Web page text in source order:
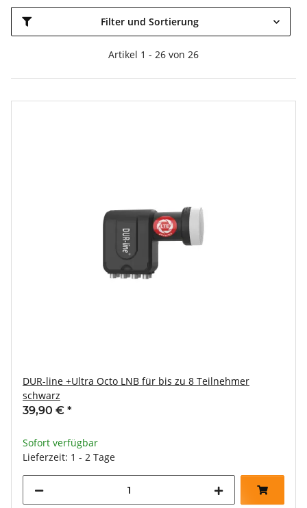
Filter und Sortierung
Artikel 1 - 26 von 26
DUR-line +Ultra Octo LNB für bis zu 8 Teilnehmer
schwarz
39,90 € *
Sofort verfügbar
Lieferzeit: 1 - 2 Tage